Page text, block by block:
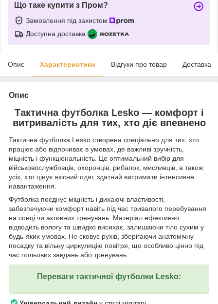
Що таке купити з Пром?
Замовлення під захистом
Доступна доставка
Опис Характеристики Відгуки про товар Доставка
Опис
Тактична футболка Lesko — комфорт і
витривалість для тих, хто діє впевнено
Тактична футболка Lesko створена спеціально для тих, хто
працює або відпочиває в умовах, де важливі зручність,
міцність і функціональність. Це оптимальний вибір для
військовослужбовців, охоронців, рибалок, мисливців, а також
усіх, хто цінує якісний одяг, здатний витримати інтенсивне
навантаження.
Футболка поєднує міцність і дихаючі властивості,
забезпечуючи комфорт навіть під час тривалого перебування
на сонці чи активних тренувань. Матеріал ефективно
відводить вологу та швидко висихає, залишаючи тіло сухим у
будь-яких умовах. Не сковує рухів, зберігаючи анатомічну
посадку та вільну циркуляцію повітря, що особливо цінно під
час польових завдань або тренувань.
Переваги тактичної футболки Lesko: